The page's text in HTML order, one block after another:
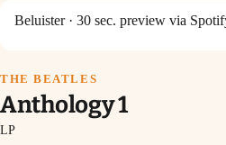
Beluister · 30 sec. preview via
THE BEATLES
Anthology 1
LP